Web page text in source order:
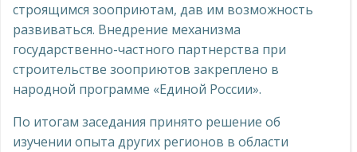
строящимся зооприютам, дав им возможность
развиваться. Внедрение механизма
государственно-частного партнерства при
строительстве зооприютов закреплено в
народной программе «Единой России».
По итогам заседания принято решение об
изучении опыта других регионов в области